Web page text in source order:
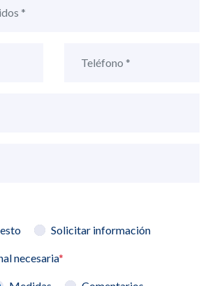
Solicitar información
necesaria*